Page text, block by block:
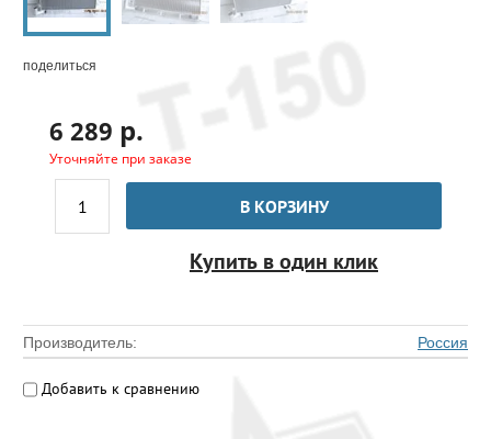
поделиться
6 289 р.
Уточняйте при заказе
В КОРЗИНУ
Купить в один клик
Производитель: Россия
Добавить к сравнению